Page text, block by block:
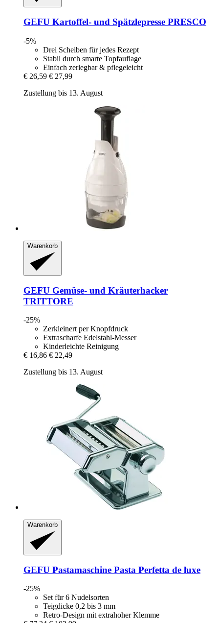
GEFU Kartoffel-​ und Spätzlepresse PRESCO
-5%
Drei Scheiben für jedes Rezept
Stabil durch smarte Topfauflage
Einfach zerlegbar & pflegeleicht
€ 26,59 € 27,99
Zustellung bis 13. August
Warenkorb
GEFU Gemüse-​ und Kräuterhacker
TRITTORE
-25%
Zerkleinert per Knopfdruck
Extrascharfe Edelstahl-Messer
Kinderleichte Reinigung
€ 16,86 € 22,49
Zustellung bis 13. August
Warenkorb
GEFU Pastamaschine Pasta Perfetta de luxe
-25%
Set für 6 Nudelsorten
Teigdicke 0,2 bis 3 mm
Retro-Design mit extrahoher Klemme